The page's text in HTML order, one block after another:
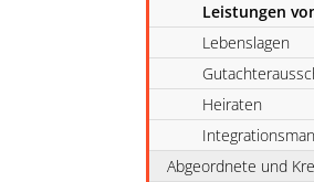
Leistungen
Lebenslagen
Heiraten
Abgeordnete und